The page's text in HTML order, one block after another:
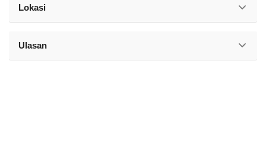
Lokasi
Ulasan